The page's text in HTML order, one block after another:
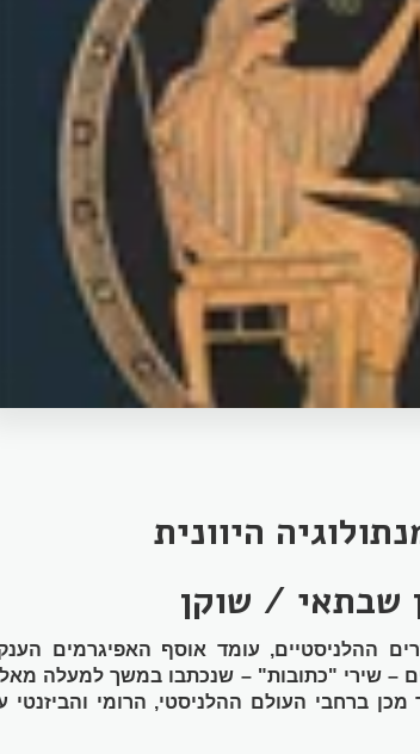
היוונית
שבתאי / שוקן
ההלניסטיים, עומד אוסף האפיגרמים
– שירי "כתובות" – שנכתבו במשך למעלה
ברחבי העולם ההלניסטי, הרומי והביזנטי